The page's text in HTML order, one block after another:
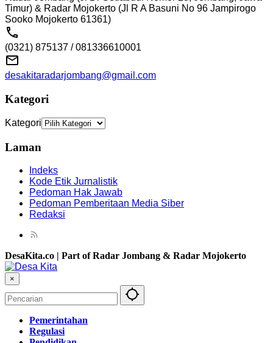
Timur) & Radar Mojokerto (Jl R A Basuni No 96 Jampirogo
Sooko Mojokerto 61361)
(0321) 875137 / 081336610001
desakitaradarjombang@gmail.com
Kategori
Kategori
Laman
Indeks
Kode Etik Jurnalistik
Pedoman Hak Jawab
Pedoman Pemberitaan Media Siber
Redaksi
DesaKita.co | Part of Radar Jombang & Radar Mojokerto
×
Pemerintahan
Regulasi